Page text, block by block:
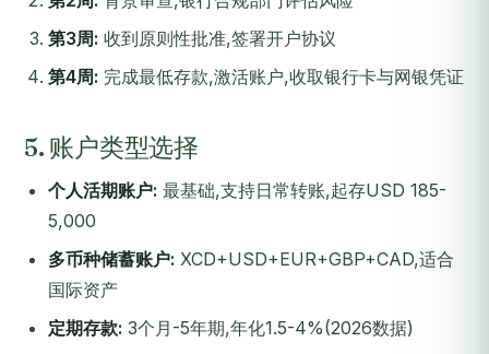
第3周: 收到原则性批准,签署开户协议
第4周: 完成最低存款,激活账户,收取银行卡与网银凭证
5. 账户类型选择
个人活期账户: 最基础,支持日常转账,起存USD 185-
5,000
多币种储蓄账户: XCD+USD+EUR+GBP+CAD,适合
国际资产
定期存款: 3个月-5年期,年化1.5-4%(2026数据)